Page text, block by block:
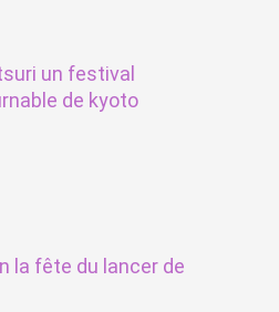
un festival
de kyoto
la fête du lancer de